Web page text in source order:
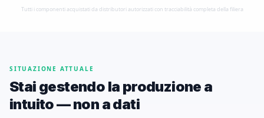
Tutti i componenti acquistati da distributori autorizzati con tracciabilità completa della filiera
SITUAZIONE ATTUALE
Stai gestendo la produzione a
intuito — non a dati